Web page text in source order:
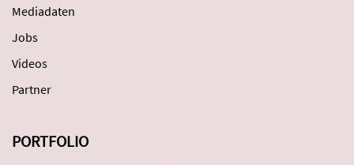
Mediadaten
Jobs
Videos
Partner
PORTFOLIO